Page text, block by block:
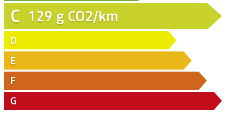
C 129 g CO2/km
D
E
F
G